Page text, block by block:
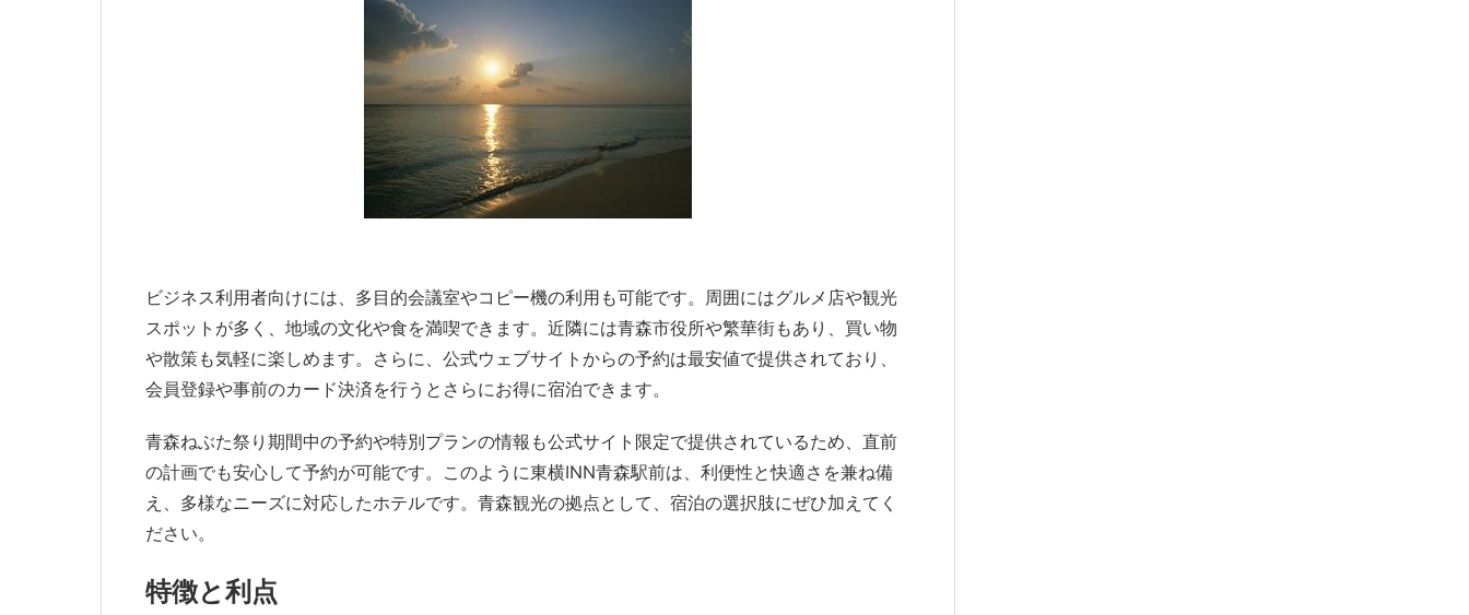
ビジネス利用者向けには、多目的会議室やコピー機の利用も可能です。周囲にはグルメ店や観光
スポットが多く、地域の文化や食を満喫できます。近隣には青森市役所や繁華街もあり、買い物
や散策も気軽に楽しめます。さらに、公式ウェブサイトからの予約は最安値で提供されており、
会員登録や事前のカード決済を行うとさらにお得に宿泊できます。
青森ねぶた祭り期間中の予約や特別プランの情報も公式サイト限定で提供されているため、直前
の計画でも安心して予約が可能です。このように東横INN青森駅前は、利便性と快適さを兼ね備
え、多様なニーズに対応したホテルです。青森観光の拠点として、宿泊の選択肢にぜひ加えてく
ださい。
特徴と利点